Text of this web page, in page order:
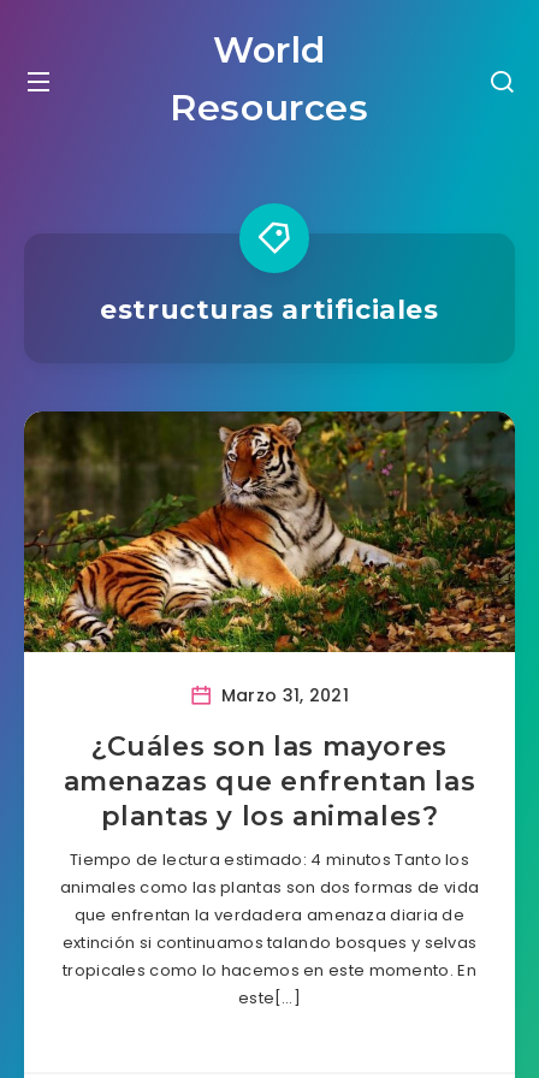
World
Resources
estructuras artificiales
Marzo 31, 2021
¿Cuáles son las mayores
amenazas que enfrentan las
plantas y los animales?
Tiempo de lectura estimado: 4 minutos Tanto los
animales como las plantas son dos formas de vida
que enfrentan la verdadera amenaza diaria de
extinción si continuamos talando bosques y selvas
tropicales como lo hacemos en este momento. En
este[…]